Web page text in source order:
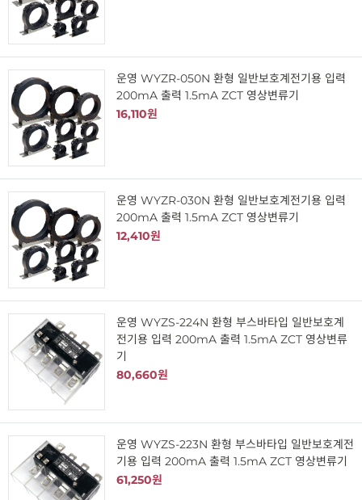
운영 WYZR-050N 환형 일반보호계전기용 입력
200mA 출력 1.5mA ZCT 영상변류기
16,110원
운영 WYZR-030N 환형 일반보호계전기용 입력
200mA 출력 1.5mA ZCT 영상변류기
12,410원
운영 WYZS-224N 환형 부스바타입 일반보호계
전기용 입력 200mA 출력 1.5mA ZCT 영상변류
기
80,660원
운영 WYZS-223N 환형 부스바타입 일반보호계전
기용 입력 200mA 출력 1.5mA ZCT 영상변류기
61,250원